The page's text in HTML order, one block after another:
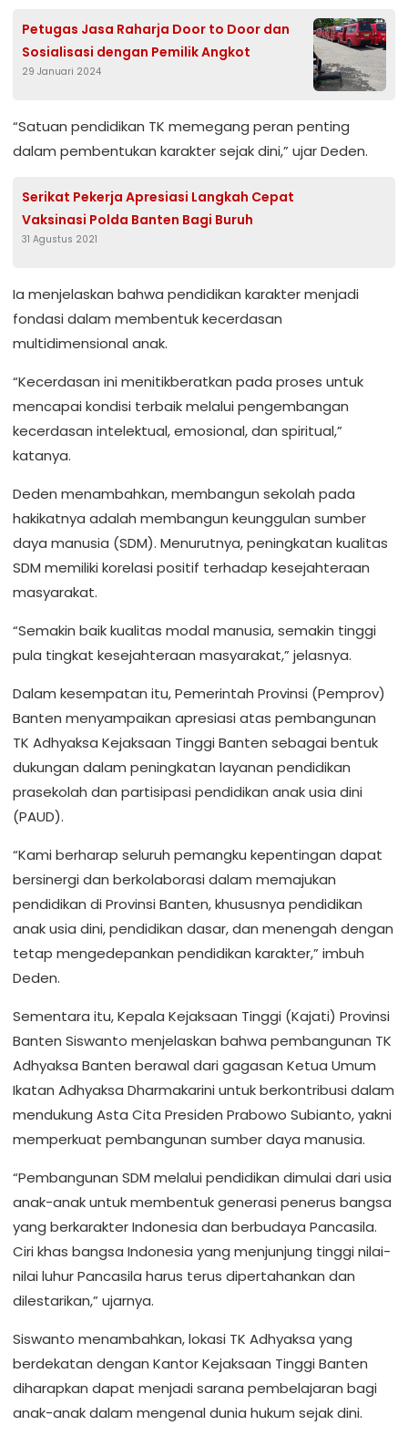
Petugas Jasa Raharja Door to Door dan
Sosialisasi dengan Pemilik Angkot
29 Januari 2024
“Satuan pendidikan TK memegang peran penting
dalam pembentukan karakter sejak dini,” ujar Deden.
Serikat Pekerja Apresiasi Langkah Cepat
Vaksinasi Polda Banten Bagi Buruh
31 Agustus 2021
Ia menjelaskan bahwa pendidikan karakter menjadi
fondasi dalam membentuk kecerdasan
multidimensional anak.
“Kecerdasan ini menitikberatkan pada proses untuk
mencapai kondisi terbaik melalui pengembangan
kecerdasan intelektual, emosional, dan spiritual,”
katanya.
Deden menambahkan, membangun sekolah pada
hakikatnya adalah membangun keunggulan sumber
daya manusia (SDM). Menurutnya, peningkatan kualitas
SDM memiliki korelasi positif terhadap kesejahteraan
masyarakat.
“Semakin baik kualitas modal manusia, semakin tinggi
pula tingkat kesejahteraan masyarakat,” jelasnya.
Dalam kesempatan itu, Pemerintah Provinsi (Pemprov)
Banten menyampaikan apresiasi atas pembangunan
TK Adhyaksa Kejaksaan Tinggi Banten sebagai bentuk
dukungan dalam peningkatan layanan pendidikan
prasekolah dan partisipasi pendidikan anak usia dini
(PAUD).
“Kami berharap seluruh pemangku kepentingan dapat
bersinergi dan berkolaborasi dalam memajukan
pendidikan di Provinsi Banten, khususnya pendidikan
anak usia dini, pendidikan dasar, dan menengah dengan
tetap mengedepankan pendidikan karakter,” imbuh
Deden.
Sementara itu, Kepala Kejaksaan Tinggi (Kajati) Provinsi
Banten Siswanto menjelaskan bahwa pembangunan TK
Adhyaksa Banten berawal dari gagasan Ketua Umum
Ikatan Adhyaksa Dharmakarini untuk berkontribusi dalam
mendukung Asta Cita Presiden Prabowo Subianto, yakni
memperkuat pembangunan sumber daya manusia.
“Pembangunan SDM melalui pendidikan dimulai dari usia
anak-anak untuk membentuk generasi penerus bangsa
yang berkarakter Indonesia dan berbudaya Pancasila.
Ciri khas bangsa Indonesia yang menjunjung tinggi nilai-
nilai luhur Pancasila harus terus dipertahankan dan
dilestarikan,” ujarnya.
Siswanto menambahkan, lokasi TK Adhyaksa yang
berdekatan dengan Kantor Kejaksaan Tinggi Banten
diharapkan dapat menjadi sarana pembelajaran bagi
anak-anak dalam mengenal dunia hukum sejak dini.